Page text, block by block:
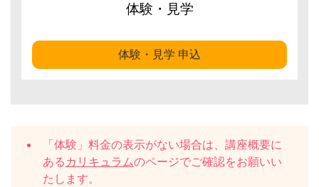
体験・見学
体験・見学 申込
「体験」料金の表示がない場合は、講座概要に
ある カリキュラムのページでご確認をお願いい
たします。